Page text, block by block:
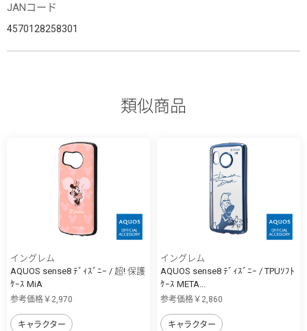
JANコード
4570128258301
類似商品
イングレム
AQUOS sense8 ﾃﾞｨｽﾞﾆｰ / 超! 保護
ｹｰｽ MiA
参考価格￥2,970
キャラクター
イングレム
AQUOS sense8 ﾃﾞｨｽﾞﾆｰ / TPUｿﾌﾄ
ｹｰｽ META...
参考価格￥2,860
キャラクター